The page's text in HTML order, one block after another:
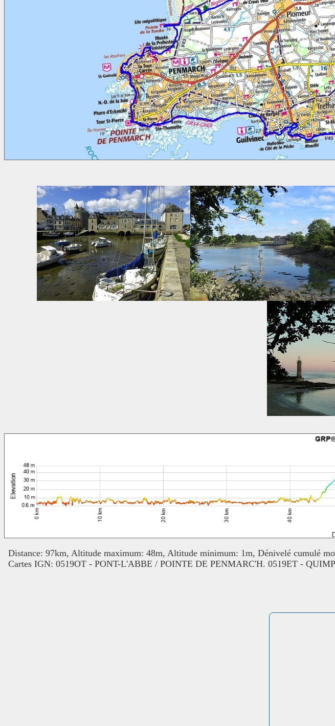
Distance: 97km, Altitude maximum: 48m, Altitude minimum: 1m, Dénivelé cumulé
Cartes IGN: 0519OT - PONT-L'ABBE / POINTE DE PENMARC'H. 0519ET -